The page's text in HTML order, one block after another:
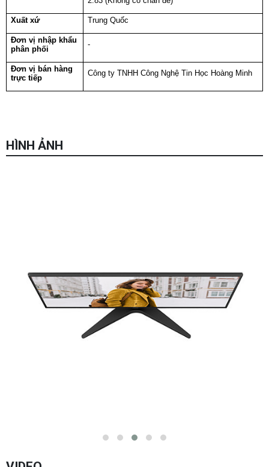
Xuất xứ Trung Quốc
Đơn vị nhập khẩu
phân phối
-
Đơn vị bán hàng
trực tiếp
Công ty TNHH Công Nghệ Tin Học Hoàng Minh
HÌNH ẢNH